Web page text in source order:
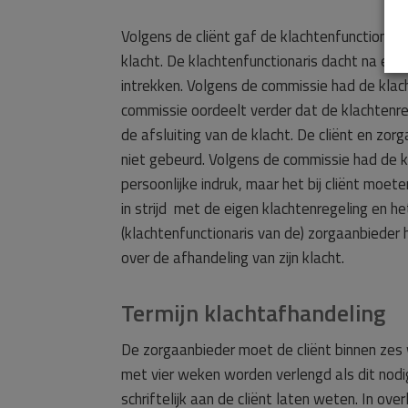
Volgens de cliënt gaf de
klacht. De klachtenfunctionaris dacht na
intrekken. Volgens de commissie had de
commissie oordeelt verder dat de
de afsluiting van de klacht. De cliënt en
niet gebeurd. Volgens de commissie had
persoonlijke indruk, maar het bij cliënt
in strijd met de eigen klachtenregeling en
(klachtenfunctionaris van de)
over de afhandeling van zijn klacht.
Termijn klachtafhandeling
De zorgaanbieder moet de cliënt binnen
met vier weken worden verlengd als dit
schriftelijk aan de cliënt laten weten. In